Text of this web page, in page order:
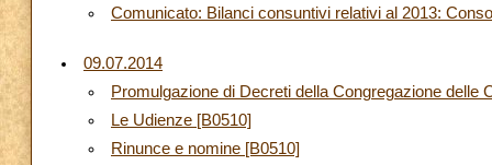
Comunicato: Bilanci consuntivi relativi al 2013:
09.07.2014
Promulgazione di Decreti della Congregazione delle
Le Udienze [B0510]
Rinunce e nomine [B0510]